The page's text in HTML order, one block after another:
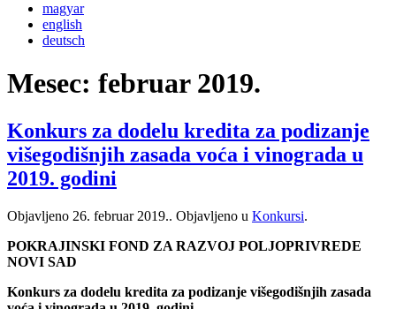
magyar
english
deutsch
Mesec: februar 2019.
Konkurs za dodelu kredita za podizanje
višegodišnjih zasada voća i vinograda u
2019. godini
Objavljeno 26. februar 2019.. Objavljeno u Konkursi.
POKRAJINSKI FOND ZA RAZVOJ POLJOPRIVREDE
NOVI SAD
Konkurs za dodelu kredita za podizanje višegodišnjih zasada